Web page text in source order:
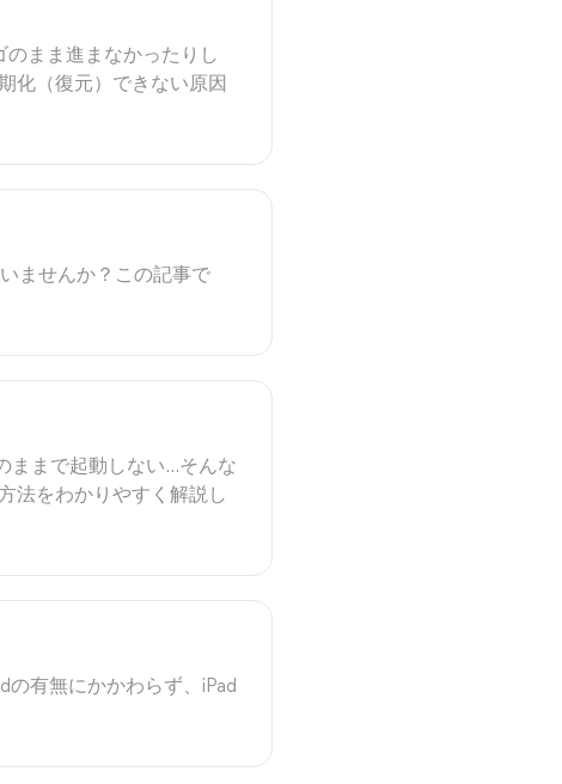
まま進まなかったりし
化（復元）できない原因
ませんか？この記事で
ままで起動しない…そんな
法をわかりやすく解説し
の有無にかかわらず、iPad